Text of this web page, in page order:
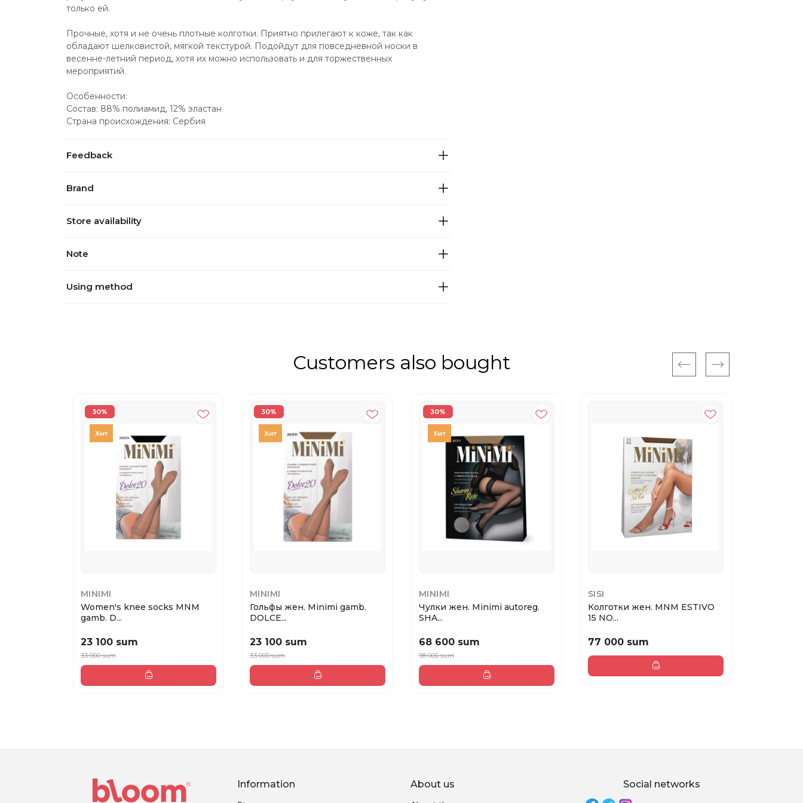
только ей.
Прочные, хотя и не очень плотные колготки. Приятно прилегают к коже, так как
обладают шелковистой, мягкой текстурой. Подойдут для повседневной носки в
весенне-летний период, хотя их можно использовать и для торжественных
мероприятий.
Особенности:
Состав: 88% полиамид, 12% эластан
Страна происхождения: Сербия
Feedback
Brand
Store availability
Note
Using method
Customers also bought
30%
MINIMI
Women's knee socks MNM
gamb. D...
23 100 sum
33 000 sum
30%
MINIMI
Гольфы жен. Minimi gamb.
DOLCE...
23 100 sum
33 000 sum
30%
MINIMI
Чулки жен. Minimi autoreg.
SHA...
68 600 sum
98 000 sum
SISI
Колготки жен. MNM ESTIVO
15 NO...
77 000 sum
Information About us Social networks